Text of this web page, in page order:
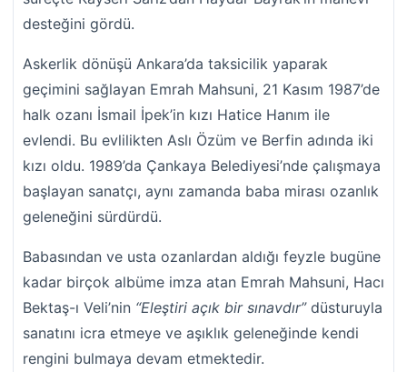
desteğini gördü.
Askerlik dönüşü Ankara’da taksicilik yaparak
geçimini sağlayan Emrah Mahsuni, 21 Kasım 1987’de
halk ozanı İsmail İpek’in kızı Hatice Hanım ile
evlendi. Bu evlilikten Aslı Özüm ve Berfin adında iki
kızı oldu. 1989’da Çankaya Belediyesi’nde çalışmaya
başlayan sanatçı, aynı zamanda baba mirası ozanlık
geleneğini sürdürdü.
Babasından ve usta ozanlardan aldığı feyzle bugüne
kadar birçok albüme imza atan Emrah Mahsuni, Hacı
Bektaş-ı Veli’nin “Eleştiri açık bir sınavdır”düsturuyla
sanatını icra etmeye ve aşıklık geleneğinde kendi
rengini bulmaya devam etmektedir.